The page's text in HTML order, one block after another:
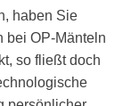
to
the
selected
search
Touch
haben Sie
bei OP-Mänteln
so fließt doch